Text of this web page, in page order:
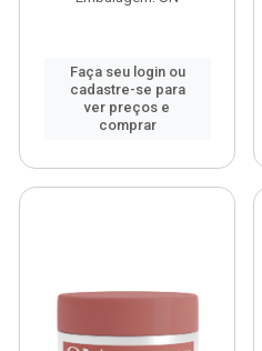
Faça seu login ou
cadastre-se para
ver preços e
comprar